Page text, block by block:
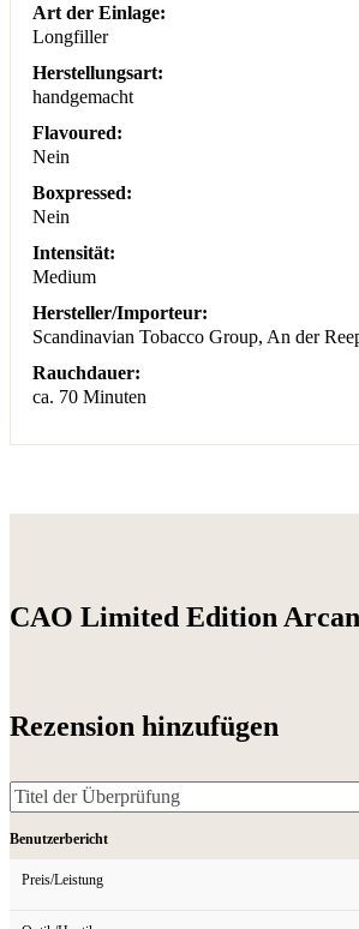
Art der Einlage:
Longfiller
Herstellungsart:
handgemacht
Flavoured:
Nein
Boxpressed:
Nein
Intensität:
Medium
Hersteller/Importeur:
Scandinavian Tobacco Group, An der
Rauchdauer:
ca. 70 Minuten
CAO Limited Edition
Rezension hinzufügen
Benutzerbericht
Preis/Leistung